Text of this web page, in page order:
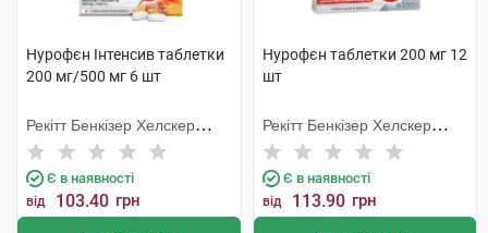
Нурофєн Інтенсив таблетки
200 мг/500 мг 6 шт
Рекітт Бенкізер Хелскер
Інтернешнл
Є в наявності
від 103.40 грн
Нурофєн таблетки 200 мг 12
шт
Рекітт Бенкізер Хелскер
Інтернешнл
Є в наявності
від 113.90 грн